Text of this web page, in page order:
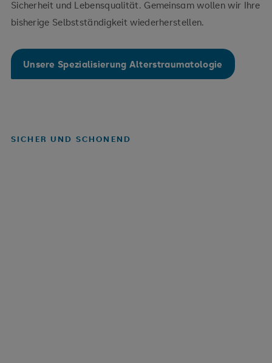
Sicherheit und Lebensqualität. Gemeinsam wollen wir Ihre
bisherige Selbstständigkeit wiederherstellen.
Unsere Spezialisierung Alterstraumatologie
SICHER UND SCHONEND